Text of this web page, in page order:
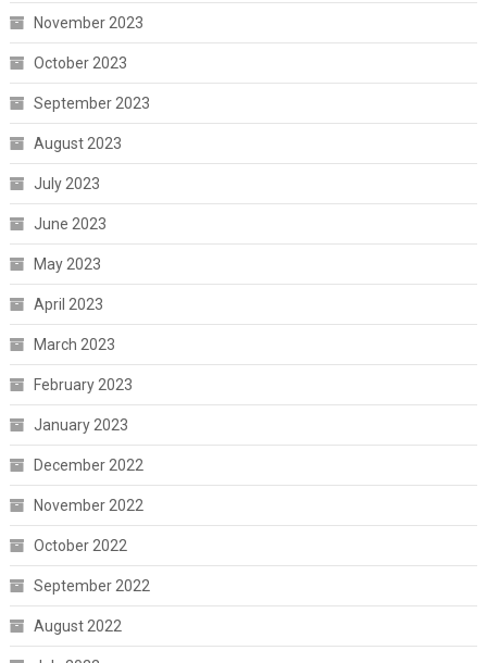
November 2023
October 2023
September 2023
August 2023
July 2023
June 2023
May 2023
April 2023
March 2023
February 2023
January 2023
December 2022
November 2022
October 2022
September 2022
August 2022